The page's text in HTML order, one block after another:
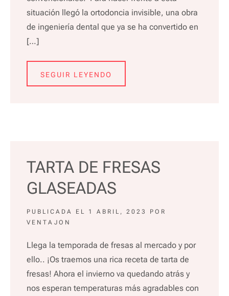
situación llegó la ortodoncia invisible, una obra
de ingeniería dental que ya se ha convertido en
[…]
SEGUIR LEYENDO
TARTA DE FRESAS
GLASEADAS
PUBLICADA EL 1 ABRIL, 2023
POR
VENTAJON
Llega la temporada de fresas al mercado y por
ello.. ¡Os traemos una rica receta de tarta de
fresas! Ahora el invierno va quedando atrás y
nos esperan temperaturas más agradables con